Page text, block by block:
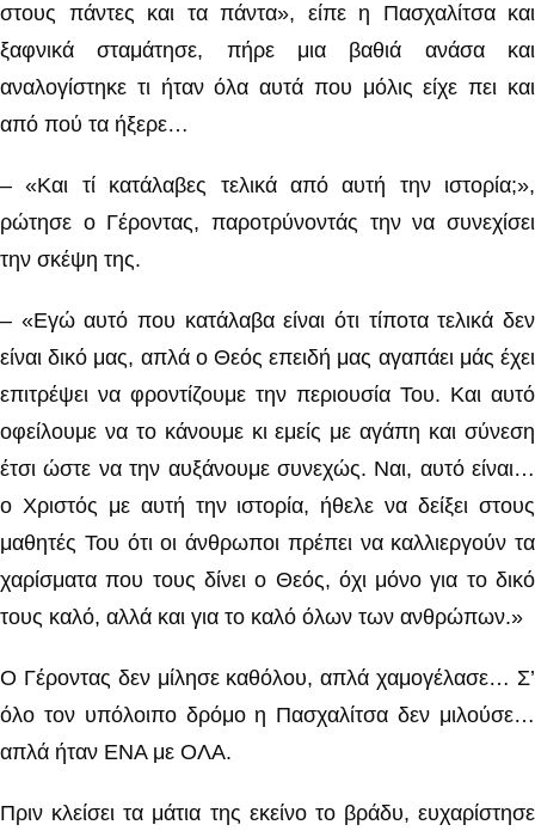
στους πάντες και τα πάντα», είπε η Πασχαλίτσα και
ξαφνικά σταμάτησε, πήρε μια βαθιά ανάσα και
αναλογίστηκε τι ήταν όλα αυτά που μόλις είχε πει και
από πού τα ήξερε…
– «Και τί κατάλαβες τελικά από αυτή την ιστορία;»,
ρώτησε ο Γέροντας, παροτρύνοντάς την να συνεχίσει
την σκέψη της.
– «Εγώ αυτό που κατάλαβα είναι ότι τίποτα τελικά δεν
είναι δικό μας, απλά ο Θεός επειδή μας αγαπάει μάς έχει
επιτρέψει να φροντίζουμε την περιουσία Του. Και αυτό
οφείλουμε να το κάνουμε κι εμείς με αγάπη και σύνεση
έτσι ώστε να την αυξάνουμε συνεχώς. Ναι, αυτό είναι…
ο Χριστός με αυτή την ιστορία, ήθελε να δείξει στους
μαθητές Του ότι οι άνθρωποι πρέπει να καλλιεργούν τα
χαρίσματα που τους δίνει ο Θεός, όχι μόνο για το δικό
τους καλό, αλλά και για το καλό όλων των ανθρώπων.»
Ο Γέροντας δεν μίλησε καθόλου, απλά χαμογέλασε… Σ’
όλο τον υπόλοιπο δρόμο η Πασχαλίτσα δεν μιλούσε…
απλά ήταν ΕΝΑ με ΟΛΑ.
Πριν κλείσει τα μάτια της εκείνο το βράδυ, ευχαρίστησε